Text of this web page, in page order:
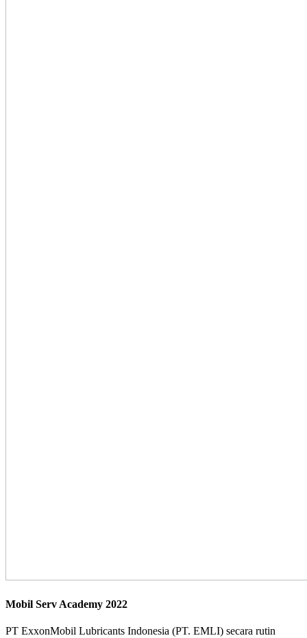
Mobil Serv Academy 2022
PT ExxonMobil Lubricants Indonesia (PT. EMLI) secara rutin